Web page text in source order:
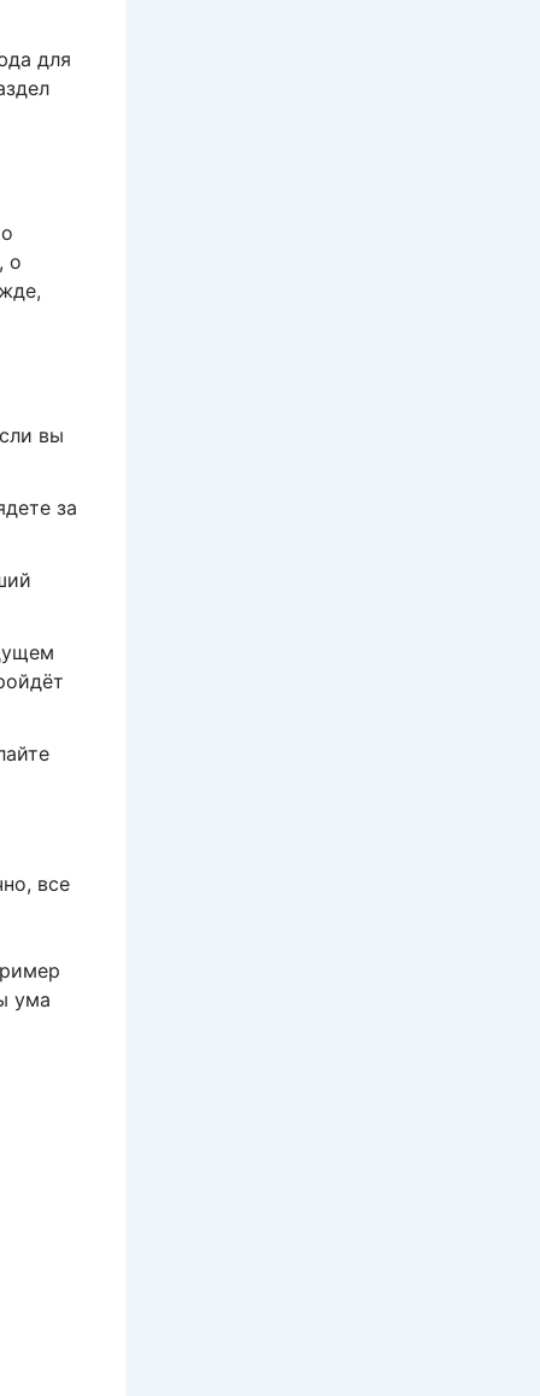
для
о
вы
за
все
ума